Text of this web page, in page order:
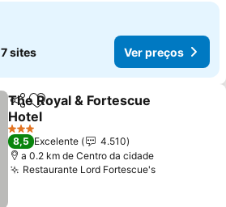
7 sites Ver preços
PartilharAdicionar aos favoritos
The Royal & Fortescue
Hotel
Ver preços
3 Estrelas
8,5 Excelente
4.510
a 0.2 km de Centro da cidade
Restaurante Lord Fortescue'sVer preços